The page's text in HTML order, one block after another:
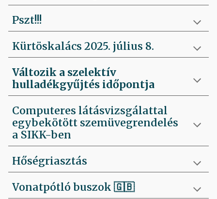
Pszt!!!
Kürtöskalács 2025. július 8.
Változik a szelektív
hulladékgyűjtés időpontja
Computeres látásvizsgálattal
egybekötött szemüvegrendelés
a SIKK-ben
Hőségriasztás
Vonatpótló buszok 🇬🇧